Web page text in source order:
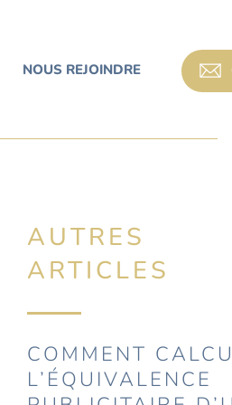
NOUS REJOINDRE
AUTRES
ARTICLES
COMMENT
L’ÉQUIVALENCE